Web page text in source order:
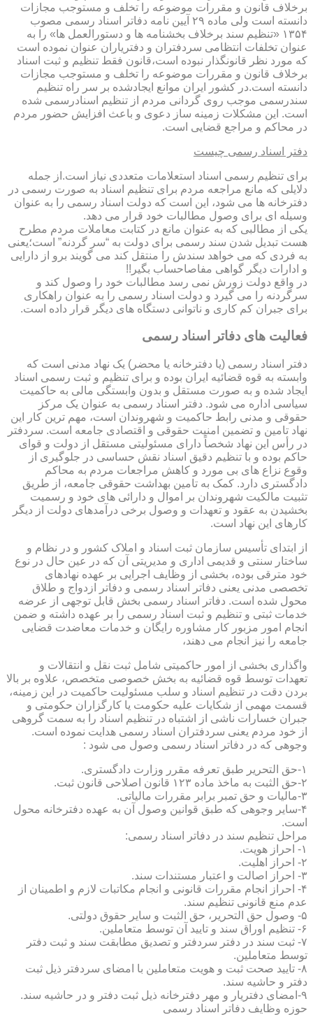
برخلاف قانون و مقررات موضوعه را تخلف و مستوجب مجازات
دانسته است ولی ماده ۲۹ آیین نامه دفاتر اسناد رسمی مصوب
۱۳۵۴ «تنظیم سند برخلاف بخشنامه ها و دستورالعمل ها» را به
عنوان تخلفات انتظامی سردفتران و دفتریاران عنوان نموده است
که مورد نظر قانونگذار نبوده است،قانون فقط تنظیم و ثبت اسناد
برخلاف قانون و مقررات موضوعه را تخلف و مستوجب مجازات
دانسته است.در کشور ایران موانع ایجادشده بر سر راه تنظیم
سندرسمی موجب روی گردانی مردم از تنظیم اسنادرسمی شده
است. این مشکلات زمینه ساز دعوی و باعث افزایش حضور مردم
در محاکم و مراجع قضایی است.
دفتر اسناد رسمی چیست
برای تنظیم رسمی اسناد استعلامات متعددی نیاز است.از جمله
دلایلی که مانع مراجعه مردم برای تنظیم اسناد به صورت رسمی در
دفترخانه ها می شود، این است که دولت اسناد رسمی را به عنوان
وسیله ای برای وصول مطالبات خود قرار می دهد.
یکی از مطالبی که به عنوان مانع در کتابت معاملات مردم مطرح
هست تبدیل شدن سند رسمی برای دولت به “سر گردنه” است؛یعنی
به فردی که می خواهد سندش را منتقل کند می گویند برو از دارایی
و ادارات دیگر گواهی مفاصاحساب بگیر!!
در واقع دولت زورش نمی رسد مطالبات خود را وصول کند و
سرگردنه را می گیرد و دولت اسناد رسمی را به عنوان راهکاری
برای جبران کم کاری و ناتوانی دستگاه های دیگر قرار داده است.
فعالیت های دفاتر اسناد رسمی
دفتر اسناد رسمی (یا دفترخانه یا محضر) یک نهاد مدنی است که
وابسته به قوه قضائیه ایران بوده و برای تنظیم و ثبت رسمی اسناد
ایجاد شده و به صورت مستقل و بدون وابستگی مالی به حاکمیت
سیاسی اداره می شود. دفتر اسناد رسمی به عنوان یک مرکز
حقوقی و مدنی رابط حاکمیت و شهروندان است، مهم ترین کار این
نهاد تامین و تضمین امنیت حقوقی و اقتصادی جامعه است. سردفتر
در رأس این نهاد شخصاً دارای مسئولیتی مستقل از دولت و قوای
حاکم بوده و با تنظیم دقیق اسناد نقش حساسی در جلوگیری از
وقوع نزاع های بی مورد و کاهش مراجعات مردم به محاکم
دادگستری دارد. کمک به تامین بهداشت حقوقی جامعه، از طریق
تثبیت مالکیت شهروندان بر اموال و دارائی های خود و رسمیت
بخشیدن به عقود و تعهدات و وصول برخی درآمدهای دولت از دیگر
کارهای این نهاد است.
از ابتدای تأسیس سازمان ثبت اسناد و املاک کشور و در نظام و
ساختار سنتی و قدیمی اداری و مدیریتی آن که در عین حال در نوع
خود مترقی بوده، بخشی از وظایف اجرایی بر عهده نهادهای
تخصصی مدنی یعنی دفاتر اسناد رسمی و دفاتر ازدواج و طلاق
محول شده است. دفاتر اسناد رسمی بخش قابل توجهی از عرضه
خدمات ثبتی و تنظیم و ثبت اسناد رسمی را بر عهده داشته و ضمن
انجام امور مزبور کار مشاوره رایگان و خدمات معاضدت قضایی
جامعه را نیز انجام می دهند،
واگذاری بخشی از امور حاکمیتی شامل ثبت نقل و انتقالات و
تعهدات توسط قوه قضائیه به بخش خصوصی متخصص، علاوه بر بالا
بردن دقت در تنظیم اسناد و سلب مسئولیت حاکمیت در این زمینه،
قسمت مهمی از شکایات علیه حکومت یا کارگزاران حکومتی و
جبران خسارات ناشی از اشتباه در تنظیم اسناد را به سمت گروهی
از خود مردم یعنی سردفتران اسناد رسمی هدایت نموده است.
وجوهی که در دفاتر اسناد رسمی وصول می شود :
۱-حق التحریر طبق تعرفه مقرر وزارت دادگستری.
۲-حق الثبت به ماخذ ماده ۱۲۳ قانون اصلاحی قانون ثبت.
۳-مالیات و حق تمبر برابر مقررات مالیاتی.
۴-سایر وجوهی که طبق قوانین وصول آن به عهده دفترخانه محول
است.
مراحل تنظیم سند در دفاتر اسناد رسمی:
۱- احراز هویت.
۲- احراز اهلیت.
۳- احراز اصالت و اعتبار مستندات سند.
۴- احراز انجام مقررات قانونی و انجام مکاتبات لازم و اطمینان از
عدم منع قانونی تنظیم سند.
۵- وصول حق التحریر، حق الثبت و سایر حقوق دولتی.
۶- تنظیم اوراق سند و تایید آن توسط متعاملین.
۷- ثبت سند در دفتر سردفتر و تصدیق مطابقت سند و ثبت دفتر
توسط متعاملین.
۸- تایید صحت ثبت و هویت متعاملین با امضای سردفتر ذیل ثبت
دفتر و حاشیه سند.
۹-امضای دفتریار و مهر دفترخانه ذیل ثبت دفتر و در حاشیه سند.
حوزه وظایف دفاتر اسناد رسمی